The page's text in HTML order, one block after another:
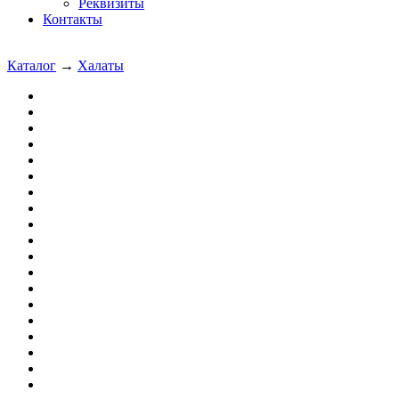
Реквизиты
Контакты
Каталог → Халаты